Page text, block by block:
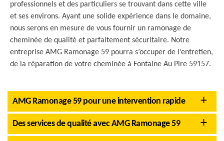
professionnels et des particuliers se trouvant dans cette ville
et ses environs. Ayant une solide expérience dans le domaine,
nous serons en mesure de vous fournir un ramonage de
cheminée de qualité et parfaitement sécuritaire. Notre
entreprise AMG Ramonage 59 pourra s’occuper de l’entretien,
de la réparation de votre cheminée à Fontaine Au Pire 59157.
AMG Ramonage 59 pour une intervention rapide
Des services de qualité avec AMG Ramonage 59